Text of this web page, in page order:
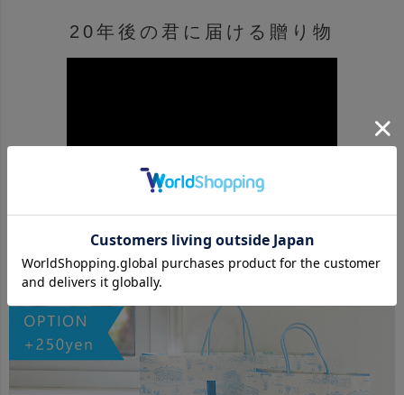
20年後の君に届ける贈り物
Bellevie Enfant Original Memorial BOX